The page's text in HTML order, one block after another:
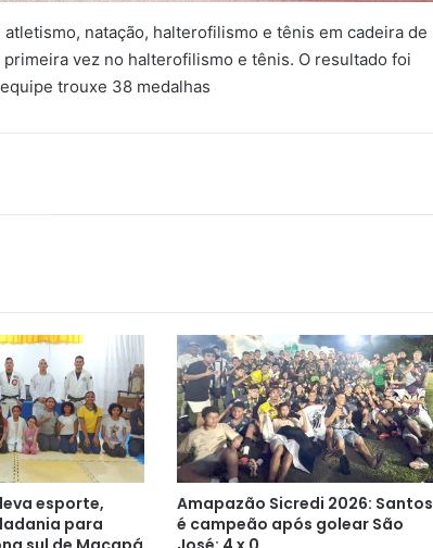
natação, halterofilismo e tênis em cadeira de
vez no halterofilismo e tênis. O resultado foi
trouxe 38 medalhas
esporte,
para
Amapazão Sicredi 2026: Santos
é campeão após golear São